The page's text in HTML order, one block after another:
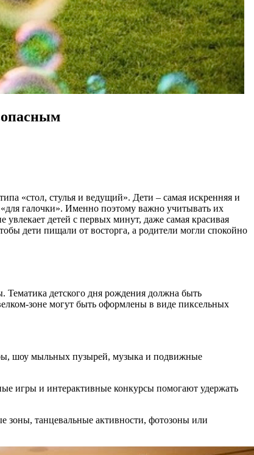
«стол, стулья и ведущий». Дети – самая искренняя и
галочки». Именно поэтому важно учитывать их
детей с первых минут, даже самая красивая
дети пищали от восторга, а родители могли спокойно
Тематика детского дня рождения должна быть
зоне могут быть оформлены в виде пиксельных
шоу мыльных пузырей, музыка и подвижные
игры и интерактивные конкурсы помогают удержать
зоны, танцевальные активности, фотозоны или